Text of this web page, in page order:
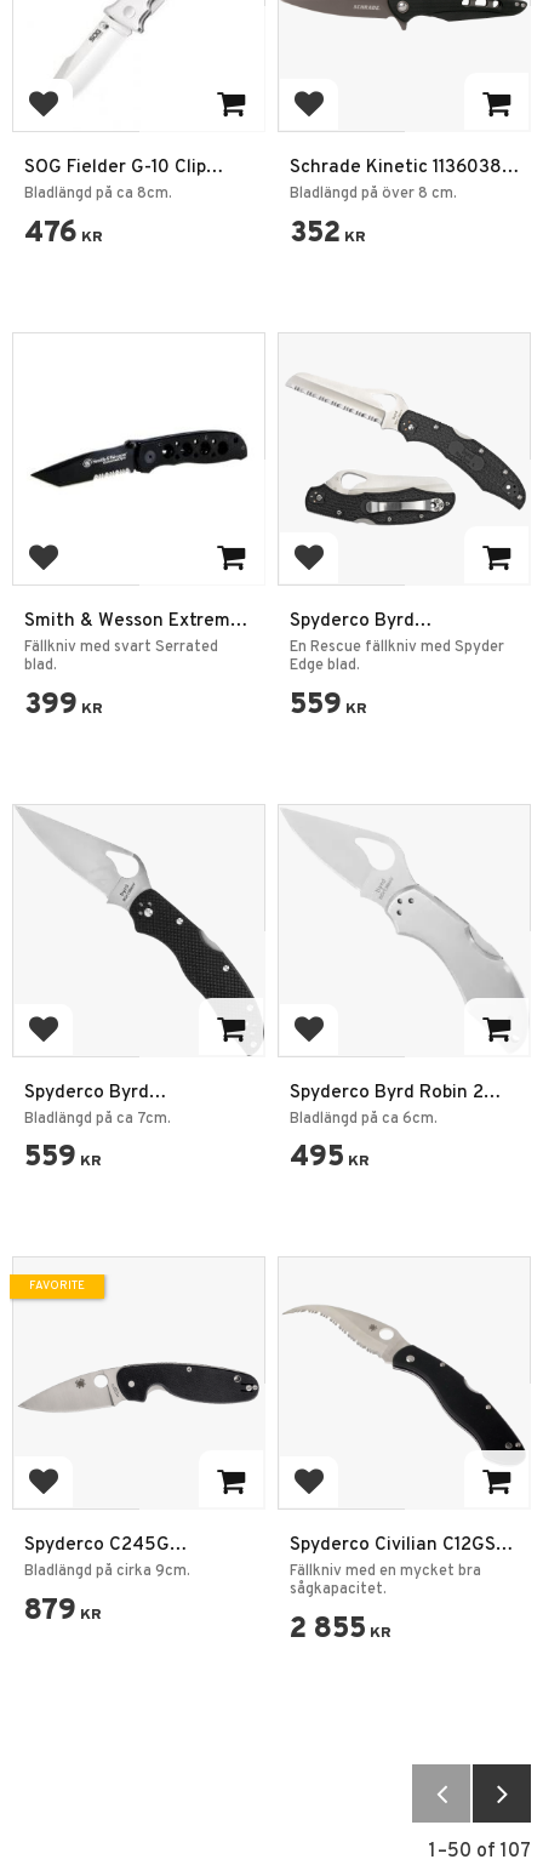
Add to favorites
SOG Fielder G-10 Clip
Point Fällkniv
Bladlängd på ca 8cm.
476 KR
Add to favorites
Schrade Kinetic 1136038
Fällkniv
Bladlängd på över 8 cm.
352 KR
Add to favorites
Smith & Wesson Extreme
Ops 4.1" Black Tanto
Fällkniv med svart Serrated
blad.
399 KR
Add to favorites
Spyderco Byrd
Meadowlark 2
En Rescue fällkniv med Spyder
Edge blad.
559 KR
Add to favorites
Spyderco Byrd
Meadowlark 2-G10P
Bladlängd på ca 7cm.
559 KR
Add to favorites
Spyderco Byrd Robin 2
Fällkniv Stainless
Bladlängd på ca 6cm.
495 KR
Add to favorites
Spyderco C245G
Emphasis PlainEdge G10
Bladlängd på cirka 9cm.
879 KR
FAVORITE
Add to favorites
Spyderco Civilian C12GS
Serrated G-10
Fällkniv med en mycket bra
sågkapacitet.
2 855 KR
1–50 of 107